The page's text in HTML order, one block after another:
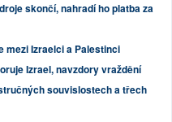
skončí, nahradí ho platba za
mezi Izraelci a Palestinci
Izrael, navzdory vraždění
souvislostech a třech